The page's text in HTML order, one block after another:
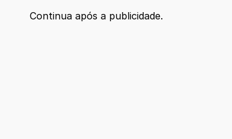
Continua após a publicidade.